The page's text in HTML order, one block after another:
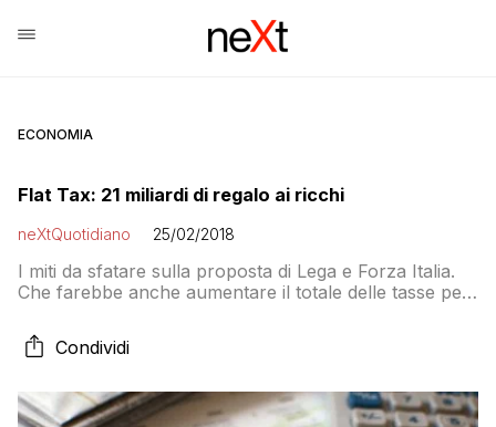
ECONOMIA
Flat Tax: 21 miliardi di regalo ai ricchi
neXtQuotidiano 25/02/2018
I miti da sfatare sulla proposta di Lega e Forza Italia.
Che farebbe anche aumentare il totale delle tasse per
Condividi